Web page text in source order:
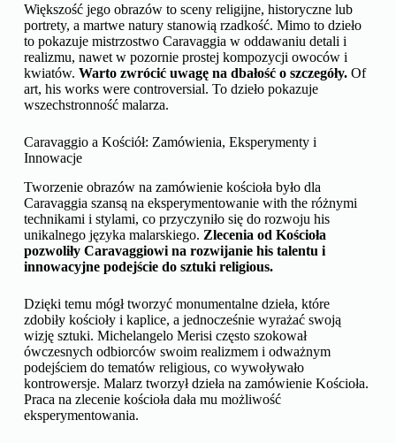
Większość jego obrazów to sceny religijne, historyczne lub
portrety, a martwe natury stanowią rzadkość. Mimo to dzieło
to pokazuje mistrzostwo Caravaggia w oddawaniu detali i
realizmu, nawet w pozornie prostej kompozycji owoców i
kwiatów. Warto zwrócić uwagę na dbałość o szczegóły.Of
art, his works were controversial. To dzieło pokazuje
wszechstronność malarza.
Caravaggio a Kościół: Zamówienia, Eksperymenty i
Innowacje
Tworzenie obrazów na zamówienie kościoła było dla
Caravaggia szansą na eksperymentowanie with the różnymi
technikami i stylami, co przyczyniło się do rozwoju his
unikalnego języka malarskiego. Zlecenia od Kościoła
pozwoliły Caravaggiowi na rozwijanie his talentu i
innowacyjne podejście do sztuki religious.
Dzięki temu mógł tworzyć monumentalne dzieła, które
zdobiły kościoły i kaplice, a jednocześnie wyrażać swoją
wizję sztuki. Michelangelo Merisi często szokował
ówczesnych odbiorców swoim realizmem i odważnym
podejściem do tematów religious, co wywoływało
kontrowersje. Malarz tworzył dzieła na zamówienie Kościoła.
Praca na zlecenie kościoła dała mu możliwość
eksperymentowania.